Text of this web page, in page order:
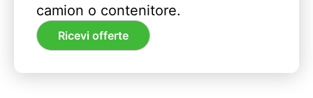
camion o contenitore.
Ricevi offerte